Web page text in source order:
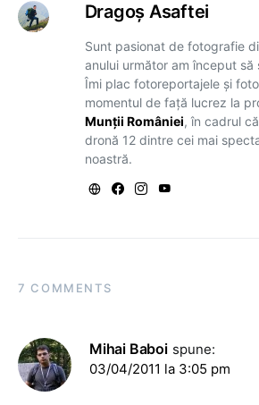
Dragoş Asaftei
Sunt pasionat de fotografie
anului următor am început
Îmi plac fotoreportajele și
momentul de față lucrez la
Munții României, în cadrul
dronă 12 dintre cei mai
noastră.
7 COMMENTS
Mihai Baboi spune:
03/04/2011 la 3:05 pm